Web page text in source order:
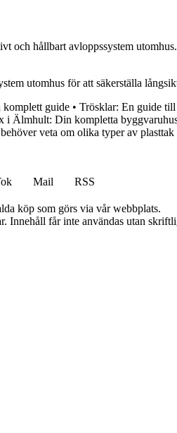
och hållbart avloppssystem
utomhus för att säkerställa
guide • Trösklar: En guide
i Älmhult: Din kompletta
veta om olika typer av
Mail
RSS
köp som görs via vår webbplats.
får inte användas utan